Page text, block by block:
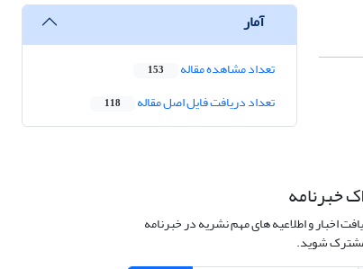
آمار
تعداد مشاهده مقاله 153
تعداد دریافت فایل اصل مقاله 118
خبرنامه
اخبار و اطلاعیه های مهم نشریه در خبرنامه
شوید.